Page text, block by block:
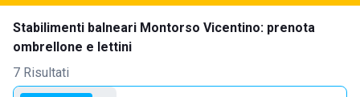
Stabilimenti balneari Montorso Vicentino: prenota
ombrellone e lettini
7 Risultati